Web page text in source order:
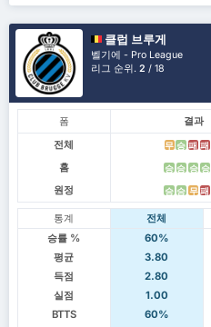
클럽 브루게
벨기에 - Pro League
리그 순위.2 / 18
폼 결과
전체
무 승 패 패
홈 승 승 승 승
원정 승 승 무 패
통계 전체
승률 %
60%
평균
3.80
득점
2.80
실점
1.00
BTTS
60%